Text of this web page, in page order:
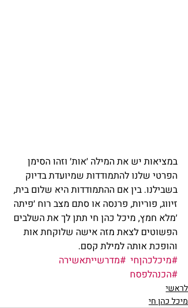
במציאות יש את המילה ׳אות׳ וזהו הסימן
הפרטי שלנו להתמודדות שמיועדת בדיוק
בשבילנו. בין אם ההתמודדות היא שלום בית,
זיווג, פוריות, פרנסה או סתם מצב רוח ׳פיתה
׳מלא חמץ, מיכל כהן חי תתן לך את השלבים
הפשוטים לצאת מזה אישה שלוקחת אות
והופכת אותה למילת קסם.
#מיכלכהןחי #מדרשייתאשירה
#הכנהלפסח
לראשי
מיכל כהן חי